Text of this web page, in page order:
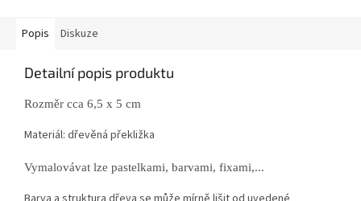
Popis Diskuze
Detailní popis produktu
Rozměr cca 6,5 x 5 cm
Materiál: dřevěná překližka
Vymalovávat lze pastelkami, barvami, fixami,...